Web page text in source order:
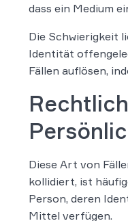
dass ein Medium
Die Schwierigkeit
Identität
Fällen auflösen,
Diese Art von
kollidiert, ist
Person, deren
Mittel verfügen.